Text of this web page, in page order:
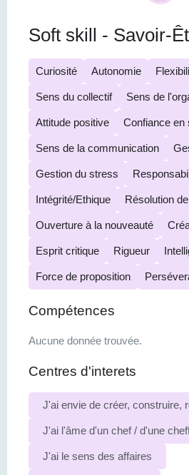
Soft skill - Savoir-
Curiosité Autonomie
Sens du collectif Sens de
Attitude positive Confiance en
Sens de la communication
Gestion du stress
Intégrité/Ethique Résolution
Ouverture à la nouveauté
Esprit critique Rigueur
Force de proposition
Compétences
Aucune donnée trouvée.
Centres d'interets
J'ai envie de créer, construire,
J'ai l'âme d'un chef / d'une
J'ai le sens des affaires